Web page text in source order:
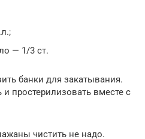
— 1/3 ст.
банки для закатывания.
простерилизовать вместе с
чистить не надо.